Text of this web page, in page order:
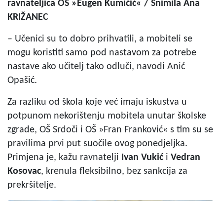
ravnateljica OŠ »Eugen Kumičić« / Snimila Ana
KRIŽANEC
– Učenici su to dobro prihvatili, a mobiteli se
mogu koristiti samo pod nastavom za potrebe
nastave ako učitelj tako odluči, navodi Anić
Opašić.
Za razliku od škola koje već imaju iskustva u
potpunom nekorištenju mobitela unutar školske
zgrade, OŠ Srdoči i OŠ »Fran Franković« s tim su se
pravilima prvi put suočile ovog ponedjeljka.
Primjena je, kažu ravnatelji Ivan Vukić i Vedran
Kosovac, krenula fleksibilno, bez sankcija za
prekršitelje.